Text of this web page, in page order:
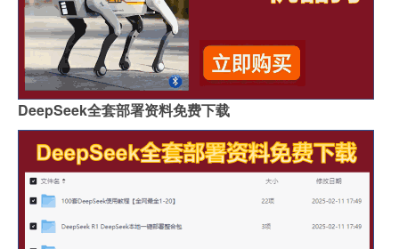
DeepSeek全套部署资料免费下载